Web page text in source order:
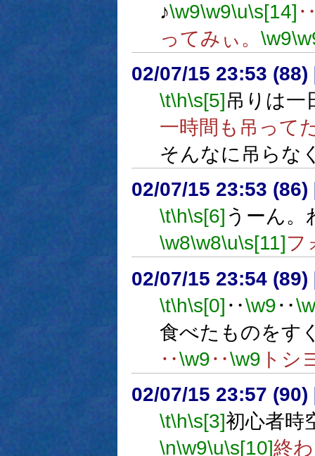
♪\w9\w9\u\s[14]
ってみぃ。 \w9
02/07/15 23:53 (88)
\t\h\s[5]吊りは一
一時間も吊って
そんなに吊らな
02/07/15 23:53 (86)
\t\h\s[6] うーん。
\w8\w8\u\s[11] フ
02/07/15 23:54 (89)
\t\h\s[0] ‥\w9‥
食べたものをす
‥\w9‥\w9 トシ
02/07/15 23:57 (90)
\t\h\s[3]初心者時
\n\w9\u\s[10]終